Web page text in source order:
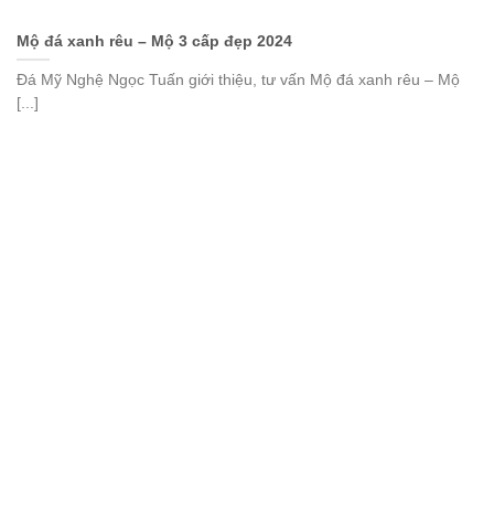
Mộ đá xanh rêu – Mộ 3 cấp đẹp 2024
Đá Mỹ Nghệ Ngọc Tuấn giới thiệu, tư vấn Mộ đá xanh rêu – Mộ
[...]